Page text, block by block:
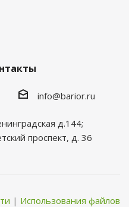
info@barior.ru
д.144;
проспект, д. 36
| Использования файлов